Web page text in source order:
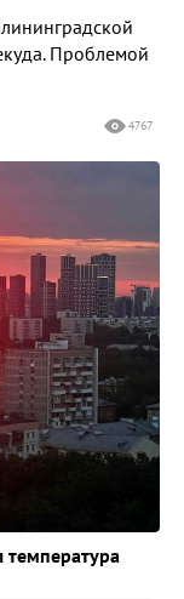
Проблемой
4767
температура